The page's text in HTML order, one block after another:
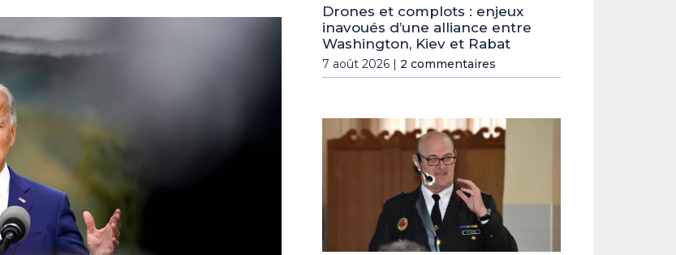
Drones et complots : enjeux
inavoués d’une alliance entre
Washington, Kiev et Rabat
7 août 2026 | 2 commentaires